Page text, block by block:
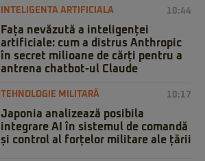
INTELIGENTA ARTIFICIALA 10:44
Fața nevăzută a inteligenței
artificiale: cum a distrus Anthropic
în secret milioane de cărți pentru a
antrena chatbot-ul Claude
TEHNOLOGIE MILITARĂ 10:17
Japonia analizează posibila
integrare AI în sistemul de comandă
și control al forțelor militare ale țării